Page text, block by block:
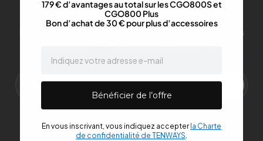
Inscrivez-vous pour obtenir les dernières mises à jour sur les
J'accepte la politique de confidentialité.
179 € d’avantages au total sur les CGO800S et
CGO800 Plus
Bon d’achat de 30 € pour plus d’accessoires
Bénéficier de l’offre
En vous inscrivant, vous indiquez accepter la Charte
de confidentialité de TENWAYS.